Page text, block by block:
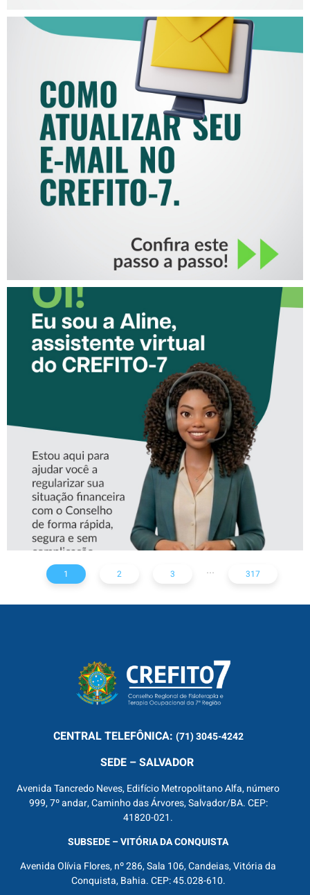
COMO ATUALIZAR SEU E-
MAIL NO CREFITO-7
CONHEÇA A ‘ALINE’,
ASSISTENTE VIRTUAL DO
CREFITO-7
1 2 3 ... 317
CENTRALTELEFÔNICA: (71) 3045-4242
SEDE – SALVADOR
Avenida Tancredo Neves, Edifício Metropolitano Alfa, número
999, 7º andar, Caminho das Árvores, Salvador/BA. CEP:
41820-021.
SUBSEDE – VITÓRIA DA CONQUISTA
Avenida Olívia Flores, nº 286, Sala 106, Candeias, Vitória da
Conquista, Bahia. CEP: 45.028-610.